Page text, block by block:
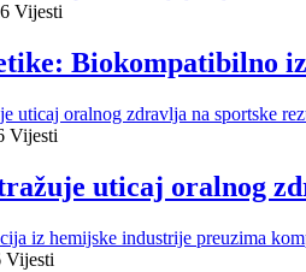
Vijesti
Biokompatibilno
Vijesti
uticaj oralnog
Vijesti